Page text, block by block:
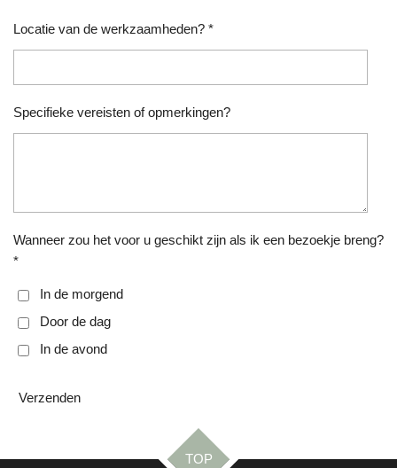
Locatie van de werkzaamheden? *
Specifieke vereisten of opmerkingen?
Wanneer zou het voor u geschikt zijn als ik een bezoekje breng?
*
In de morgend
Door de dag
In de avond
Verzenden
TOP